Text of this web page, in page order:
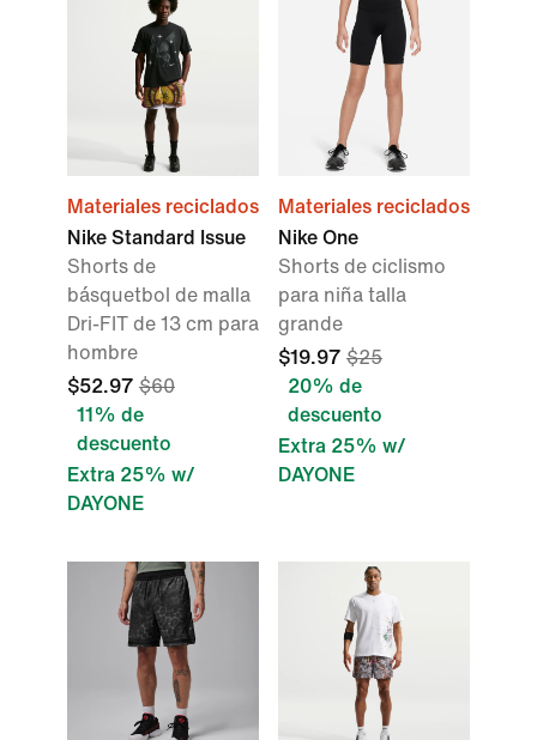
Materiales reciclados
Nike Standard Issue
Shorts de
básquetbol de malla
Dri-FIT de 13 cm para
hombre
$52.97 $60
11% de
descuento
Extra 25% w/
DAYONE
Materiales reciclados
Nike One
Shorts de ciclismo
para niña talla
grande
$19.97 $25
20% de
descuento
Extra 25% w/
DAYONE